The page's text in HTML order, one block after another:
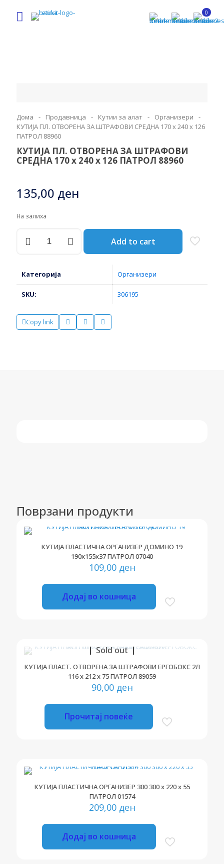
0
Дома - Продавница - Кутии за алат - Организери
-
КУТИЈА ПЛ. ОТВОРЕНА ЗА ШТРАФОВИ СРЕДНА 170 x 240 x 126
ПАТРОЛ 88960
КУТИЈА ПЛ. ОТВОРЕНА ЗА ШТРАФОВИ
СРЕДНА 170 x 240 x 126 ПАТРОЛ 88960
135,00 ден
На залиха
ШТРАФОВИ
x
126
Add to cart
Категорија Организери
SKU: 306195
Copy link
Поврзани продукти
КУТИЈА ПЛАСТИЧНА ОРГАНИЗЕР ДОМИНО 19
190х155х37 ПАТРОЛ 07040
109,00 ден
Додај во кошница
Sold out
КУТИЈА ПЛАСТ. ОТВОРЕНА ЗА ШТРАФОВИ ЕРГОБОКС 2Л
116 x 212 x 75 ПАТРОЛ 89059
90,00 ден
Прочитај повеќе
КУТИЈА ПЛАСТИЧНА ОРГАНИЗЕР 300 300 x 220 x 55
ПАТРОЛ 01574
209,00 ден
Додај во кошница